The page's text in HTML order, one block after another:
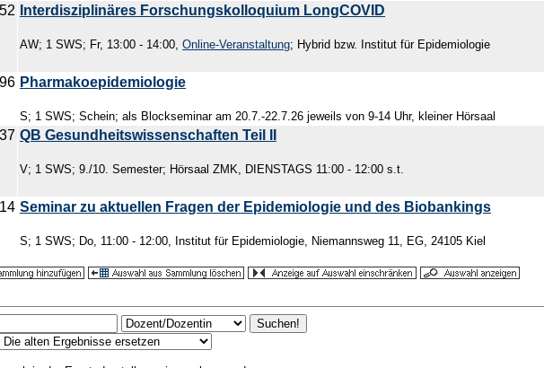
Interdisziplinäres Forschungskolloquium LongCOVID
AW; 1 SWS; Fr, 13:00 - 14:00, Online-Veranstaltung; Hybrid bzw. Institut für Epidemiologie
Pharmakoepidemiologie
S; 1 SWS; Schein; als Blockseminar am 20.7.-22.7.26 jeweils von 9-14 Uhr, kleiner Hörsaal
QB Gesundheitswissenschaften Teil II
V; 1 SWS; 9./10. Semester; Hörsaal ZMK, DIENSTAGS 11:00 - 12:00 s.t.
Seminar zu aktuellen Fragen der Epidemiologie und des Biobankings
S; 1 SWS; Do, 11:00 - 12:00, Institut für Epidemiologie, Niemannsweg 11, EG, 24105 Kiel